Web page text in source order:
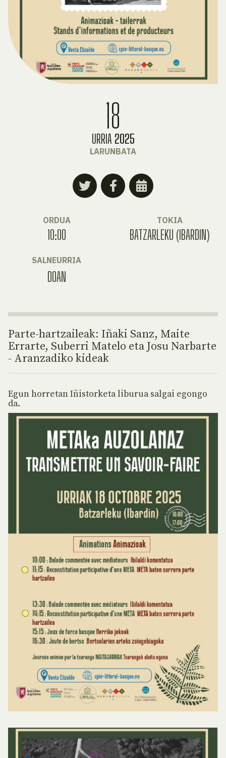
18
URRIA 2025
LARUNBATA
ORDUA
10:00
TOKIA
BATZARLEKU (IBARDIN)
SALNEURRIA
DOAN
Parte-hartzaileak: Iñaki Sanz, Maite
Errarte, Suberri Matelo eta Josu Narbarte
- Aranzadiko kideak
Egun horretan Iñistorketa liburua salgai egongo
da.